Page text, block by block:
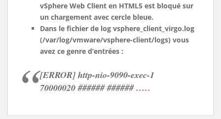
vSphere Web Client en HTML5 est bloqué sur
un chargement avec cercle bleue.
Dans le fichier de log vsphere_client_virgo.log
(/var/log/vmware/vsphere-client/logs) vous
avez ce genre d’entrées :
[ERROR] http-nio-9090-exec-1
70000020 ###### ######.....